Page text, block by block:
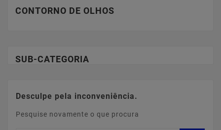
CONTORNO DE OLHOS
SUB-CATEGORIA
Desculpe pela inconveniência.
Pesquise novamente o que procura